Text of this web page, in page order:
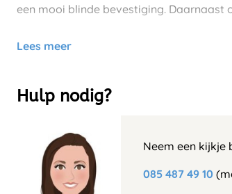
een mooi blinde bevestiging. Daarnaast
Lees meer
Hulp nodig?
Neem een kijkje
085 487 49 10